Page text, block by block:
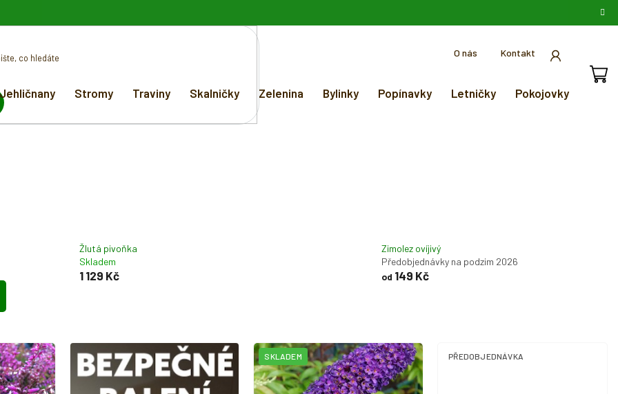
O nás
Kontakt
Jehličnany Stromy Traviny Skalničky Zelenina Bylinky Popínavky Letničky Pokojovky
Žlutá pivoňka
Skladem
1 129 Kč
Zimolez ovíjivý
Předobjednávky na podzim 2026
od 149 Kč
SKLADEM PŘEDOBJEDNÁVKA